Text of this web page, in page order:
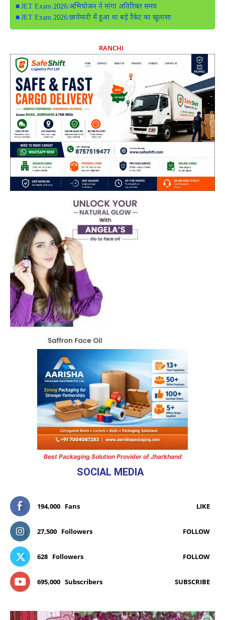
JET Exam 2026:अभियोजन ने मांगा अतिरिक्त समय
JET Exam 2026:छापेमारी में हुआ था बड़े रैकेट का खुलासा
RANCHI
Best Packaging Solution Provider of Jharkhand
SOCIAL MEDIA
194,000 Fans LIKE
27,500 Followers FOLLOW
628 Followers FOLLOW
695,000 Subscribers SUBSCRIBE